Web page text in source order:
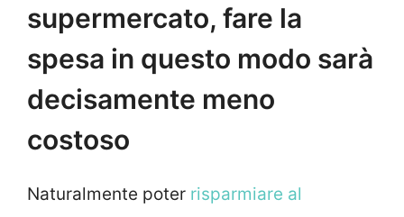
supermercato, fare la
spesa in questo modo sarà
decisamente meno
costoso
Naturalmente poter risparmiare al